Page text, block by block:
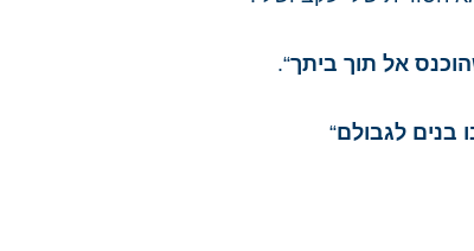
אל תוך ביתך“.
בנים לגבולם“